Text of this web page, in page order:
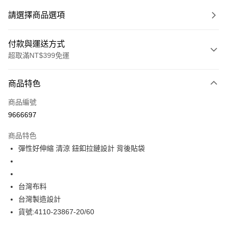
請選擇商品選項
付款與運送方式
超取滿NT$399免運
信用卡一次付款
信用卡分期付款
合作金庫商業銀行
華南商業銀行
彰化商業銀行
臺灣中小企業銀行
匯豐（台灣）商業銀行
聯邦商業銀行
元大商業銀行
LINE Pay
Apple Pay
街口支付
悠遊付
商品特色
商品編號
9666697
商品特色
彈性好伸縮 清涼 鈕釦拉鏈設計 背後貼袋
台灣布料
台灣製造設計
貨號:4110-23867-20/60